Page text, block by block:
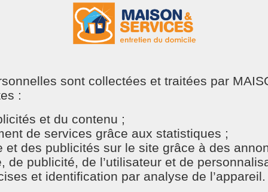
du vinaigre blanc
douche, les cafetières ou encore les bouilloires. Il
surfaces comme les plans de travail, les poignées
sont collectées et traitées par
:
et du contenu ;
de services grâce aux statistiques ;
et des publicités sur le site grâce à des
de publicité, de l’utilisateur et de
et identification par analyse de l’appareil.